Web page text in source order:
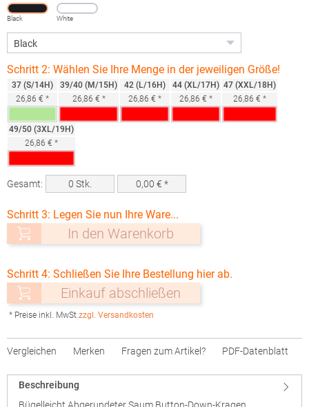
Black White
Schritt 2: Wählen Sie Ihre Menge in der jeweiligen Größe!
37 (S/14H)
26,86 € *
39/40 (M/15H)
26,86 € *
42 (L/16H)
26,86 € *
44 (XL/17H)
26,86 € *
47 (XXL/18H)
26,86 € *
49/50 (3XL/19H)
26,86 € *
Gesamt: 0 Stk. 0,00 € *
Schritt 3: Legen Sie nun Ihre Ware...
In den Warenkorb
Schritt 4: Schließen Sie Ihre Bestellung hier ab.
Einkauf abschließen
* Preise inkl. MwSt.zzgl. Versandkosten
Vergleichen Merken Fragen zum Artikel? PDF-Datenblatt
Beschreibung